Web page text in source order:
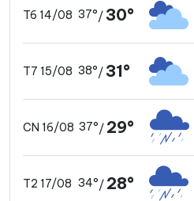
T6 14/08 37°/30°
T7 15/08 38°/31°
CN 16/08 37°/ 29°
T2 17/08 34°/ 28°